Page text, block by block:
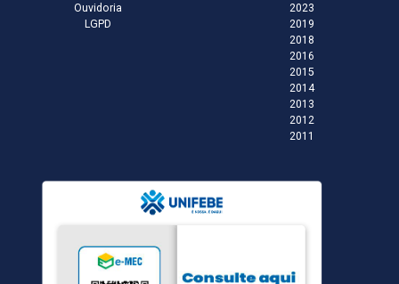
Ouvidoria
LGPD
2023
2019
2018
2016
2015
2014
2013
2012
2011